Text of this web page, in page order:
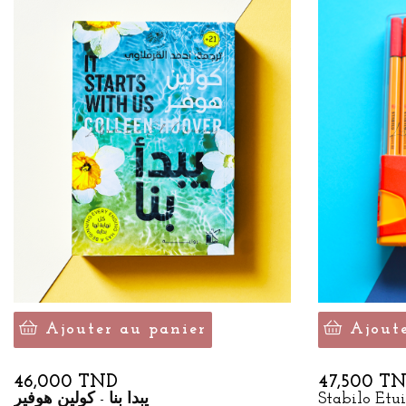
Ajouter au panier
Prix
46,000 TND
يبدأ بنا - كولين هوفير
Prix
47,500
Stabilo Étui